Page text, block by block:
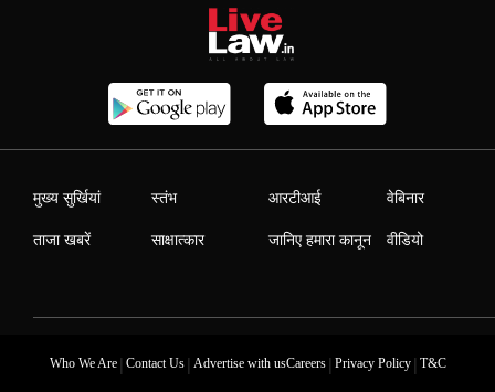
मुख्य सुर्खियां
ताजा खबरें
स्तंभ
साक्षात्कार
आरटीआई
जानिए हमारा कानून
वेबिनार
वीडियो
Who We Are| Contact Us| Advertise with usCareers| Privacy Policy| T&C